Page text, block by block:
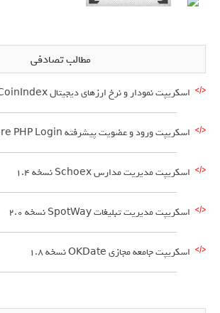
مطالب تصادفی
اسکریپت نمودار و نرخ ارزهای دیجیتال CoinIndex
اسکریپت ورود و عضویت پیشرفته Secure PHP Login نسخه 3.1
اسکریپت مدیریت مدارس Schoex نسخه 1.4
اسکریپت مدیریت تبلیغات SpotWay نسخه 2.0
اسکریپت جامعه مجازی OKDate نسخه 1.8